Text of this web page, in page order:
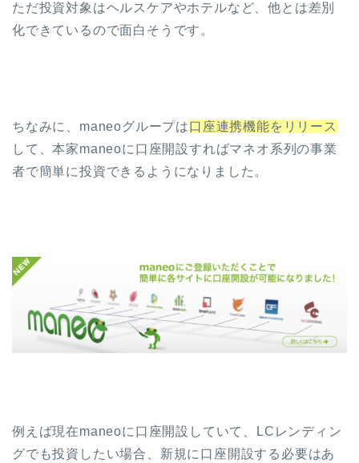
ただ投資対象はヘルスケアやホテルなど、他とは差別
化できているので面白そうです。
ちなみに、maneoグループは口座連携機能をリリース
して、本家maneoに口座開設すればマネオ系列の事業
者で簡単に投資できるようになりました。
例えば現在maneoに口座開設していて、LCレンディン
グでも投資したい場合、新規に口座開設する必要はあ